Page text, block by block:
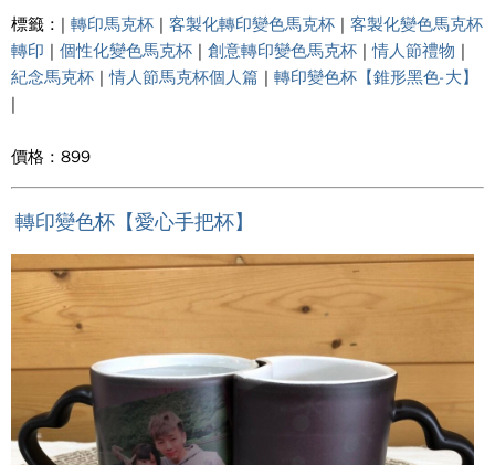
標籤 : | 轉印馬克杯 | 客製化轉印變色馬克杯 | 客製化變色馬克杯
轉印 | 個性化變色馬克杯 | 創意轉印變色馬克杯 |情人節禮物 |
紀念馬克杯 |情人節馬克杯個人篇 | 轉印變色杯【錐形黑色-大】
|
價格 : 899
轉印變色杯【愛心手把杯】